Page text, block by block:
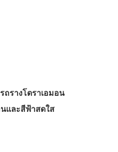
ถรางโดราเอมอน
นและสีฟ้าสดใส